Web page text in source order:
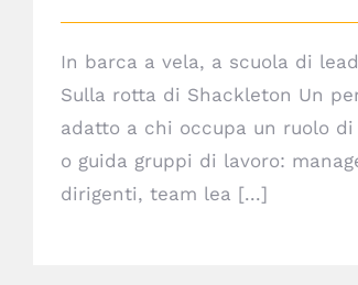
In barca a vela, a scuola di
Sulla rotta di Shackleton Un
adatto a chi occupa un ruolo
o guida gruppi di lavoro:
dirigenti, team lea [...]